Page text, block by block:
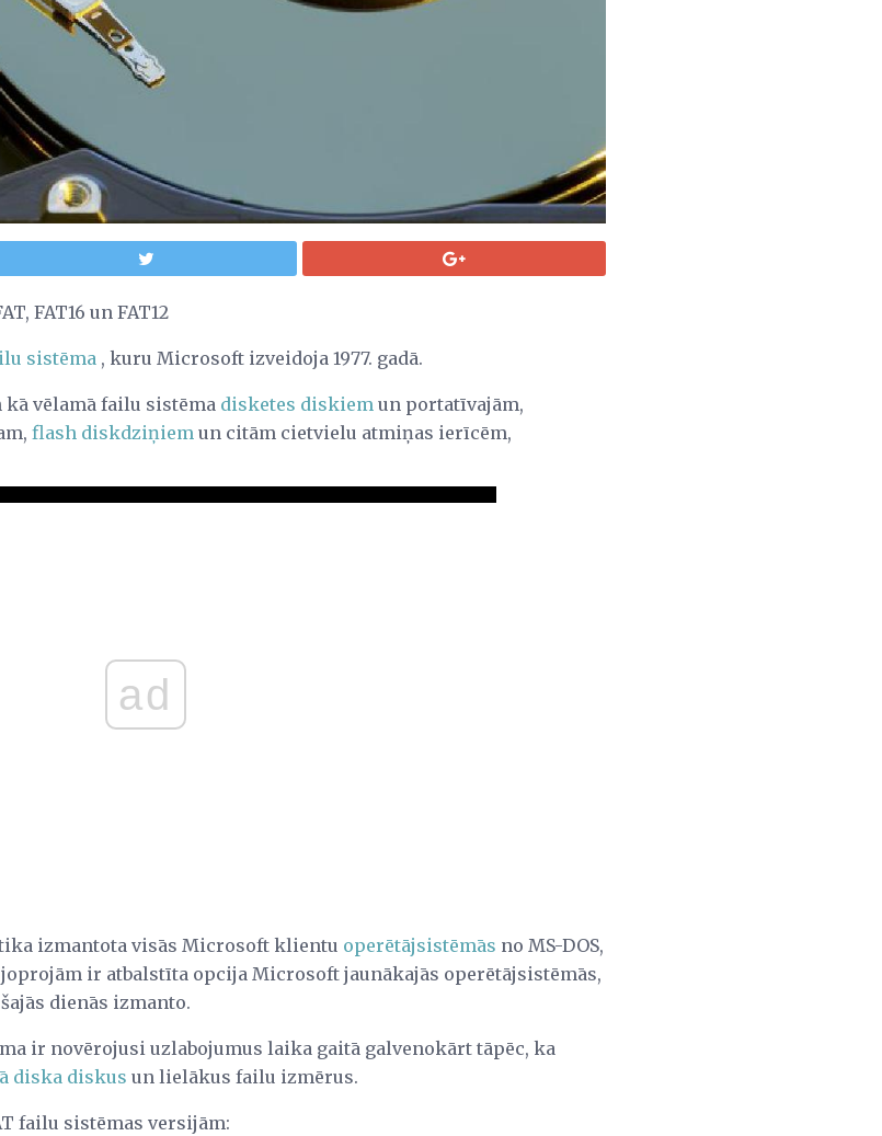
FAT16 un FAT12
sistēma , kuru Microsoft izveidoja 1977. gadā.
vēlamā failu sistēma disketes diskiem un portatīvajām,
flash diskdziņiem un citām cietvielu atmiņas ierīcēm,
ad
izmantota visās Microsoft klientu operētājsistēmās no MS-DOS,
joprojām ir atbalstīta opcija Microsoft jaunākajās operētājsistēmās,
dienās izmanto.
ir novērojusi uzlabojumus laika gaitā galvenokārt tāpēc, ka
diska diskus un lielākus failu izmērus.
failu sistēmas versijām: